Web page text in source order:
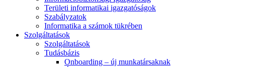
Területi informatikai igazgatóságok
Szabályzatok
Informatika a számok tükrében
Szolgáltatások
Szolgáltatások
Tudásbázis
Onboarding – új munkatársaknak